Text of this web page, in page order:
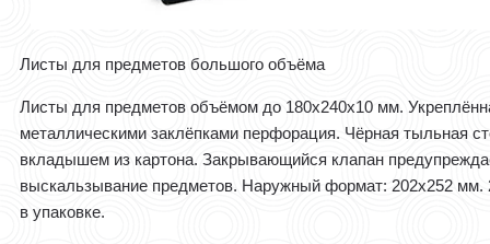
Листы для предметов большого объёма
Листы для предметов объёмом до 180x240x10 мм.
металлическими заклёпками перфорация. Чёрная тыльная
вкладышем из картона. Закрывающийся клапан
выскальзывание предметов. Наружный формат: 202x252 мм.
в упаковке.